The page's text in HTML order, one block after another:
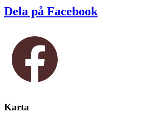
Dela på Facebook
Karta